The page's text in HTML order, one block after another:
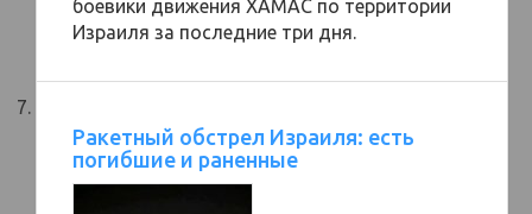
боевики движения ХАМАС по территории
Израиля за последние три дня.
Ракетный обстрел Израиля: есть
погибшие и раненные